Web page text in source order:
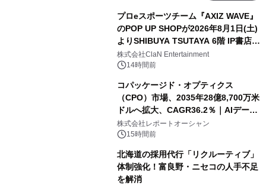
プロeスポーツチーム『AXIZ WAVE』
のPOP UP SHOPが2026年8月1日(土)
よりSHIBUYA TSUTAYA 6階 IP書店で
開催決定！！
株式会社ClaN Entertainment
14時間前
コパッケージド・オプティクス
（CPO）市場、2035年28億8,700万米
ドルへ拡大、CAGR36.2％｜AIデータ
センター・高速光通信需要が成長を加
速
株式会社レポートオーシャン
15時間前
北海道の採用代行「リクルーティブ」
体制強化！富良野・ニセコの人手不足
を解消